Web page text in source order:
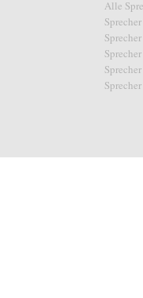
Alle